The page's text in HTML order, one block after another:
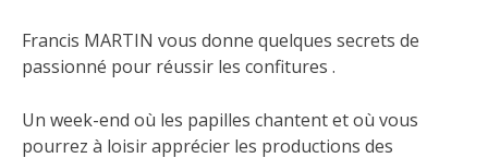
Francis MARTIN vous donne quelques secrets de
passionné pour réussir les confitures .
Un week-end où les papilles chantent et où vous
pourrez à loisir apprécier les productions des